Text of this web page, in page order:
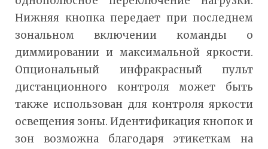
Нижняя кнопка передает при последнем
зональном включении команды о
диммировании и максимальной яркости.
Опциональный инфракрасный пульт
дистанционного контроля может быть
также использован для контроля яркости
освещения зоны. Идентификация кнопок и
зон возможна благодаря этикеткам на